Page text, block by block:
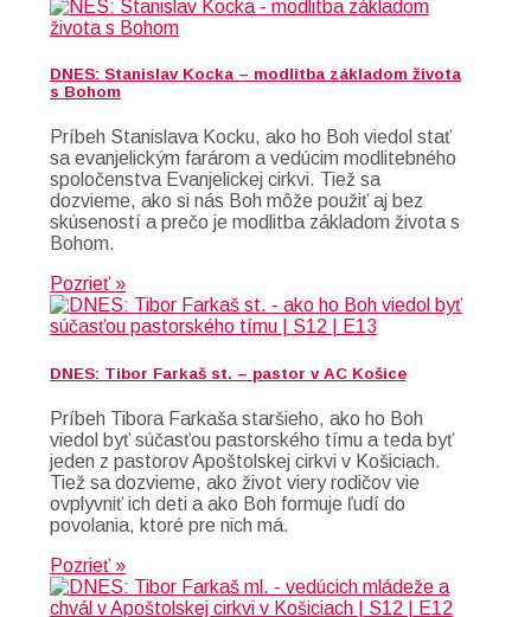
DNES: Stanislav Kocka – modlitba základom života
s Bohom
Príbeh Stanislava Kocku, ako ho Boh viedol stať
sa evanjelickým farárom a vedúcim modlitebného
spoločenstva Evanjelickej cirkvi. Tiež sa
dozvieme, ako si nás Boh môže použiť aj bez
skúseností a prečo je modlitba základom života s
Bohom.
Pozrieť »
DNES: Tibor Farkaš st. – pastor v AC Košice
Príbeh Tibora Farkaša staršieho, ako ho Boh
viedol byť súčasťou pastorského tímu a teda byť
jeden z pastorov Apoštolskej cirkvi v Košiciach.
Tiež sa dozvieme, ako život viery rodičov vie
ovplyvniť ich deti a ako Boh formuje ľudí do
povolania, ktoré pre nich má.
Pozrieť »